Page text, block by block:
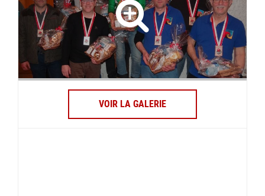
VOIR LA GALERIE